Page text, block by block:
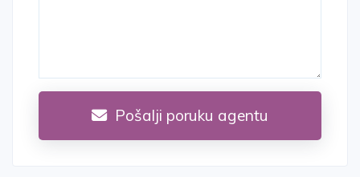
Pošalji poruku agentu